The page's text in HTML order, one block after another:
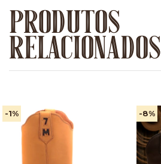
PRODUTOS
RELACIONADOS
-1% -8%